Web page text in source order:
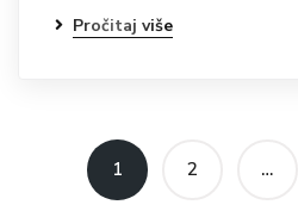
Pročitaj više
1 2 …